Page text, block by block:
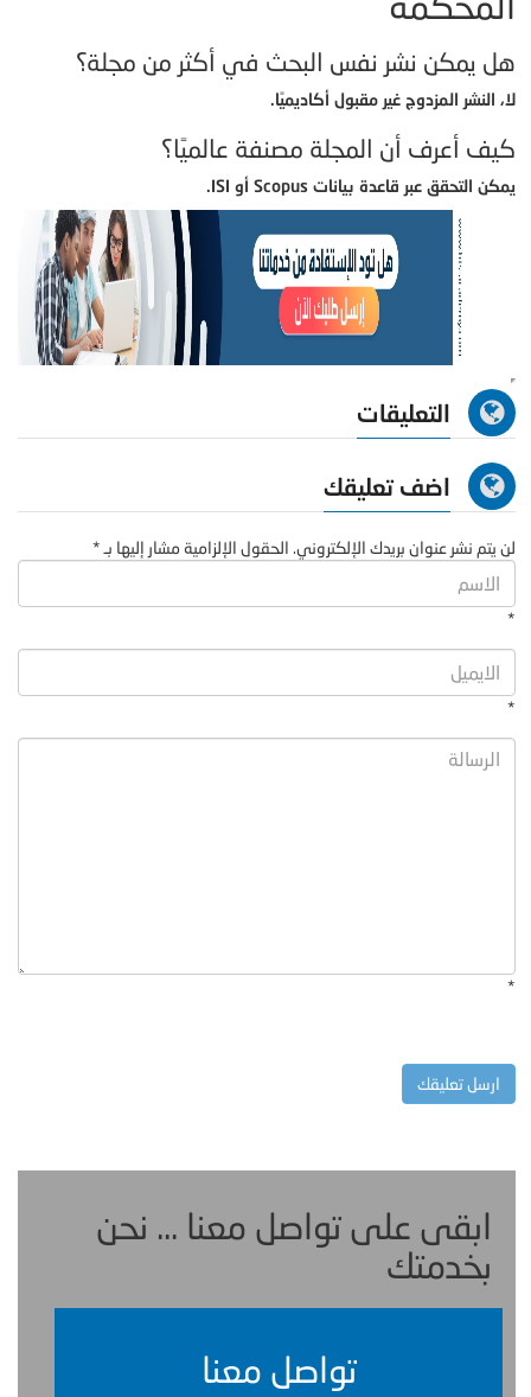
هل يمكن نشر نفس البحث في أكثر من مجلة؟
لا، النشر المزدوج غير مقبول أكاديميًا.
كيف أعرف أن المجلة مصنفة عالميًا؟
يمكن التحقق عبر قاعدة بيانات Scopus أو ISI.
التعليقات
اضف تعليقك
لن يتم نشر عنوان بريدك الإلكتروني. الحقول الإلزامية مشار إليها بـ *
*
*
*
ابقى على تواصل معنا ... نحن
بخدمتك
تواصل معنا